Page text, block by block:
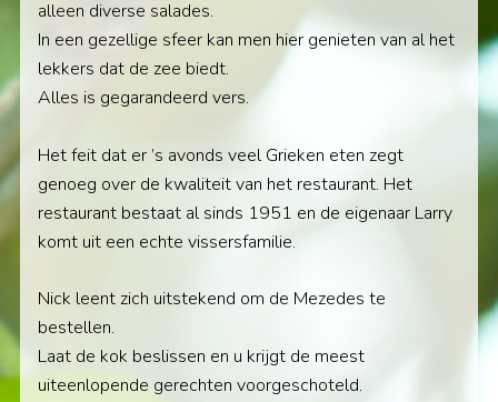
alleen diverse salades.
In een gezellige sfeer kan men hier genieten van al het
lekkers dat de zee biedt.
Alles is gegarandeerd vers.
Het feit dat er ’s avonds veel Grieken eten zegt
genoeg over de kwaliteit van het restaurant. Het
restaurant bestaat al sinds 1951 en de eigenaar Larry
komt uit een echte vissersfamilie.
Nick leent zich uitstekend om de Mezedes te
bestellen.
Laat de kok beslissen en u krijgt de meest
uiteenlopende gerechten voorgeschoteld.